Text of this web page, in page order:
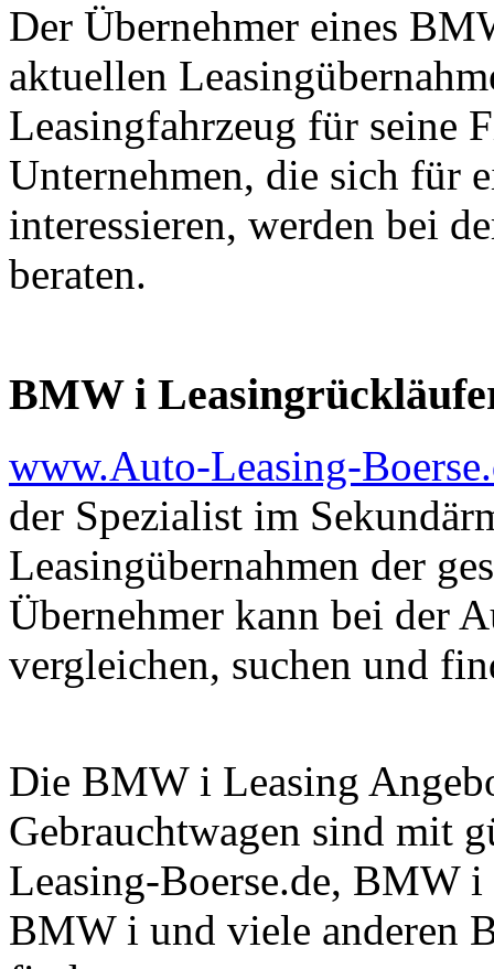
Der Übernehmer eines
aktuellen
Leasingfahrzeug für seine
Unternehmen, die sich für
interessieren, werden bei
beraten.
BMW i
www.Auto-Leasing-
der Spezialist im
Leasingübernahmen der
Übernehmer kann bei der
vergleichen, suchen und
Die BMW i Leasing
Gebrauchtwagen sind mit
Leasing-Boerse.de, BMW i
BMW i und viele anderen